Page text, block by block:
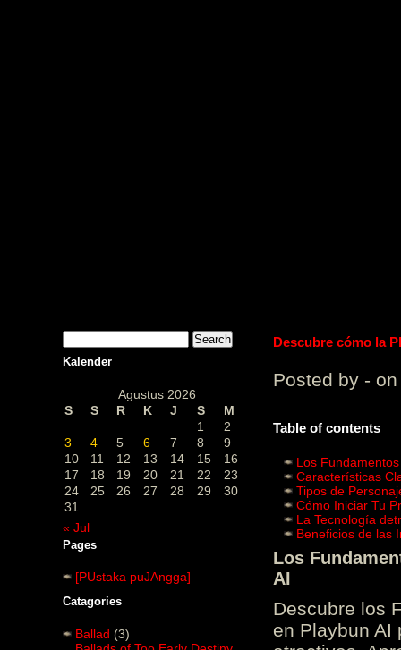
Kalender
Agustus 2026
S
S R K J S
M
1
2
3
4 5 6 7 8
9
10
11 12 13 14 15
16
17
18 19 20 21 22
23
24
25 26 27 28 29
30
31
« Jul
Pages
[PUstaka puJAngga]
Catagories
Ballad (3)
Descubre cómo la
Posted by - on
Table of contents
Los
Características
Tipos de
Cómo Iniciar Tu
La Tecnología
Beneficios de las
Los
AI
Descubre los
en Playbun AI